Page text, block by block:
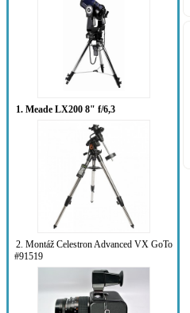
1. Meade LX200 8" f/6,3
2. Montáž Celestron Advanced VX GoTo
#91519